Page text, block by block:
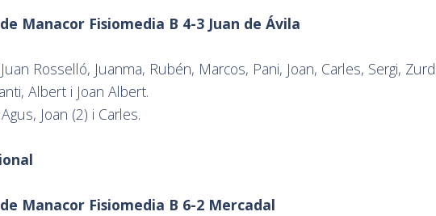
Manacor Fisiomedia B 4-3 Juan de Ávila
Juan Rosselló, Juanma, Rubén, Marcos, Pani, Joan, Carles, Sergi,
Albert i Joan Albert.
Joan (2) i Carles.
Manacor Fisiomedia B 6-2 Mercadal